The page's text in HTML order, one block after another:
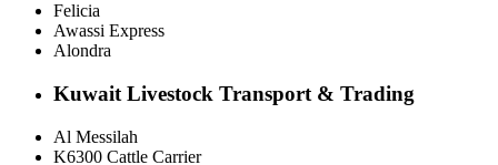
Felicia
Awassi Express
Alondra
Kuwait Livestock Transport & Trading
Al Messilah
K6300 Cattle Carrier